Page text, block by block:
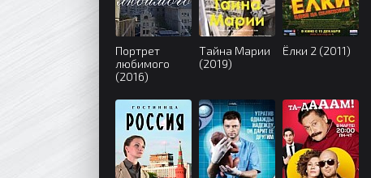
Портрет
любимого
(2016)
Тайна Марии
(2019)
Ёлки 2 (2011)